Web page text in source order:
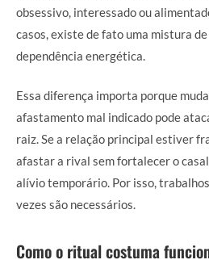
obsessivo, interessado ou
casos, existe de fato uma mistura
dependência energética.
Essa diferença importa porque
afastamento mal indicado pode
raiz. Se a relação principal estiver
afastar a rival sem fortalecer o
alívio temporário. Por isso,
vezes são necessários.
Como o ritual costuma